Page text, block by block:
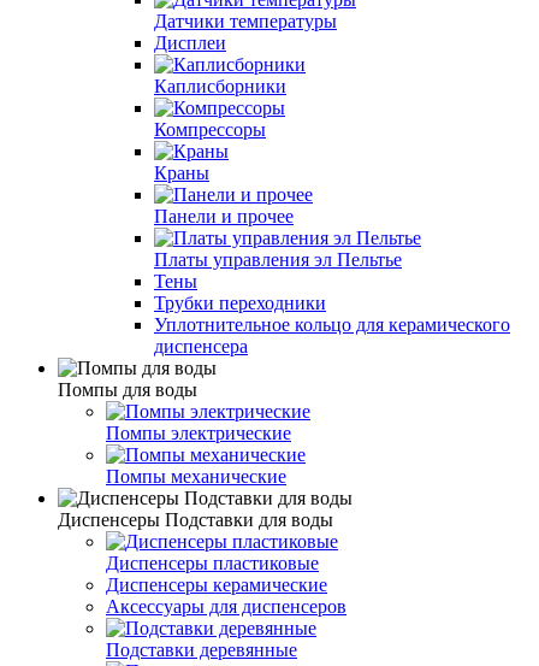
Датчики температуры
Дисплеи
Каплисборники
Компрессоры
Краны
Панели и прочее
Платы управления эл Пельтье
Тены
Трубки переходники
Уплотнительное кольцо для керамического
диспенсера
Помпы для воды
Помпы электрические
Помпы механические
Диспенсеры Подставки для воды
Диспенсеры пластиковые
Диспенсеры керамические
Аксессуары для диспенсеров
Подставки деревянные